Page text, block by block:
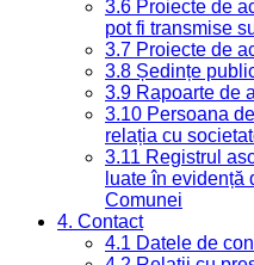
3.6 Proiecte de
pot fi transmise
3.7 Proiecte de
3.8 Ședințe
3.9 Rapoarte de
3.10 Persoana
relația cu
3.11 Registrul
luate în
Comunei
4. Contact
4.1 Datele de